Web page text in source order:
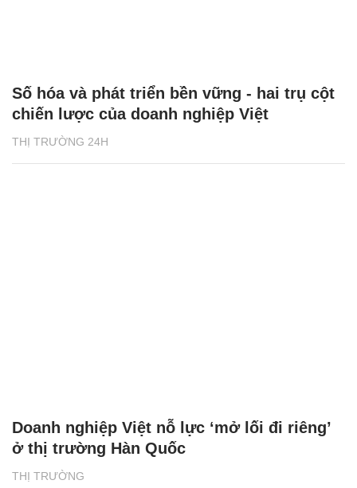
THỊ TRƯỜNG 24H
Số hóa và phát triển bền vững - hai trụ cột
chiến lược của doanh nghiệp Việt
THỊ TRƯỜNG
Doanh nghiệp Việt nỗ lực ‘mở lối đi riêng’
ở thị trường Hàn Quốc